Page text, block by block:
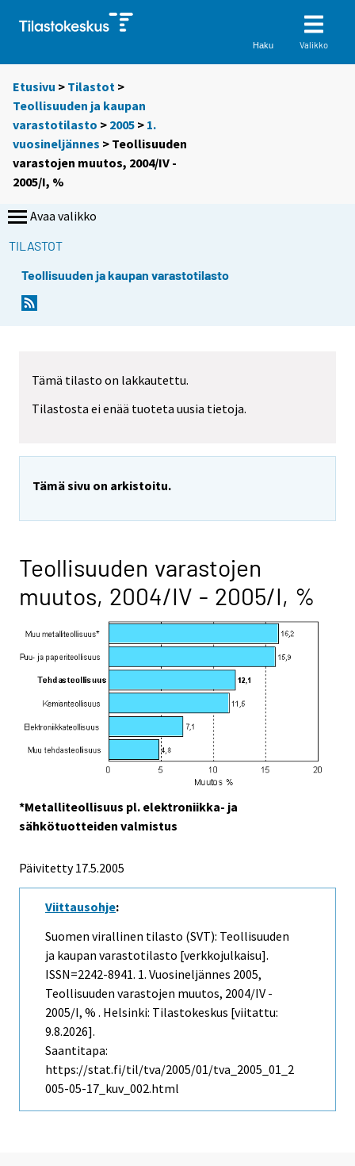
Haku Valikko
Etusivu > Tilastot >
Teollisuuden ja kaupan
varastotilasto > 2005 > 1.
vuosineljännes > Teollisuuden
varastojen muutos, 2004/IV -
2005/I, %
Avaa valikko
TILASTOT
Teollisuuden ja kaupan varastotilasto
Tämä tilasto on lakkautettu.
Tilastosta ei enää tuoteta uusia tietoja.
Tämä sivu on arkistoitu.
Teollisuuden varastojen
muutos, 2004/IV - 2005/I, %
*Metalliteollisuus pl. elektroniikka- ja
sähkötuotteiden valmistus
Päivitetty17.5.2005
Viittausohje:
Suomen virallinen tilasto (SVT): Teollisuuden
ja kaupan varastotilasto [verkkojulkaisu].
ISSN=2242-8941. 1. Vuosineljännes 2005,
Teollisuuden varastojen muutos, 2004/IV -
2005/I, % . Helsinki: Tilastokeskus [viitattu:
9.8.2026].
Saantitapa:
https://stat.fi/til/tva/2005/01/tva_2005_01_2
005-05-17_kuv_002.html